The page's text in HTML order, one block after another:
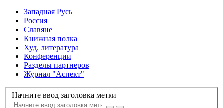
Западная Русь
Россия
Славяне
Книжная полка
Худ. литература
Конференции
Разделы партнеров
Журнал "Аспект"
Начните ввод заголовка метки